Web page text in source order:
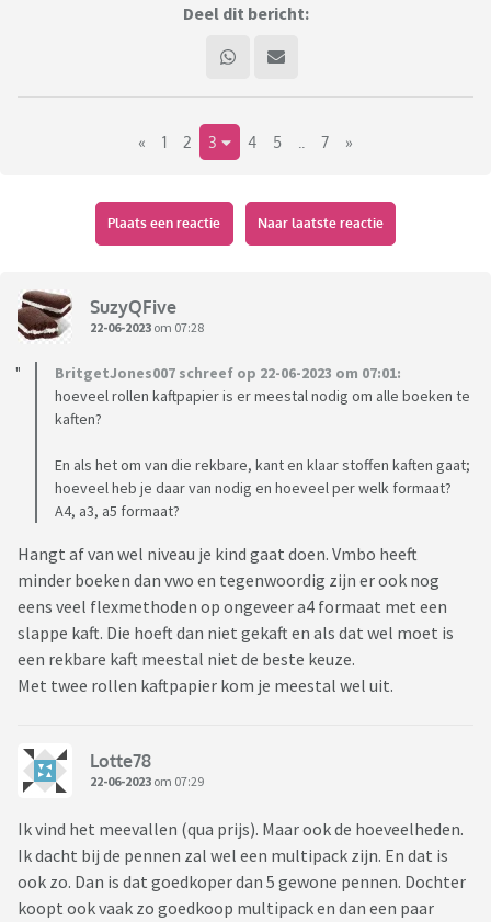
extreem hoog bedrag voor zak- en kleedgeld. Aanstaande
vakantie met vrienden, met ons op vakantie en doet
vrijwilligerswerk op een camping in het animatieteam. Om
stress te voorkomen wil zij nu al haar schoolspullen
aanschaffen (regio midden, dus de toetsweek al voorbij en
naar uit ziet over naar 6vwo, en is 17 jaar.
Wij hebben de afspraak dat de kinderen online hun
'winkelmandje' wat ze nodig hebben. Vervolgens laten ze
het winkelmandje aan ons zien, en rekenen wij het af. Nu
en hierin zat voor 43 euro aan spullen het volgende:
- 24 A4-schriften (allemaal lijntjes, ze vind vakken als
lijntjesschrift.)
- 40 balpennen
- 20 markeerstiften
- etui
- schoolagenda
- 3 rollen kaftpapier
- 20 etiketten
Ze was hier dus 43 euro aan kwijt, niet schrikbarend veel voor
de Hema, kartonkleurig en wat pasteltinten. Wij als ouders
kunnen het wel betalen daar niet van, maar hebben
schoolagenda snap ik, maar aan 10 A4-schriften, 10
balpennen en 5 markeerstiften heb je toch wel genoeg? Zelf
zegt dochter dat ze naar het examenjaar gaat, en dat dit dan
gewoon nodig is.
Deel dit bericht:
« 1 2 3 4 5 7 »
Plaats een reactie Naar laatste reactie
SuzyQFive
22-06-2023 om 07:28
BritgetJones007 schreef op 22-06-2023 om 07:01:
hoeveel rollen kaftpapier is er meestal nodig om alle boeken te
kaften?
En als het om van die rekbare, kant en klaar stoffen kaften gaat;
hoeveel heb je daar van nodig en hoeveel per welk formaat?
A4, a3, a5 formaat?
Hangt af van wel niveau je kind gaat doen. Vmbo heeft
minder boeken dan vwo en tegenwoordig zijn er ook nog
eens veel flexmethoden op ongeveer a4 formaat met een
slappe kaft. Die hoeft dan niet gekaft en als dat wel moet is
een rekbare kaft meestal niet de beste keuze.
Met twee rollen kaftpapier kom je meestal wel uit.
Lotte78
22-06-2023 om 07:29
Ik vind het meevallen (qua prijs). Maar ook de hoeveelheden.
Ik dacht bij de pennen zal wel een multipack zijn. En dat is
ook zo. Dan is dat goedkoper dan 5 gewone pennen. Dochter
koopt ook vaak zo goedkoop multipack en dan een paar